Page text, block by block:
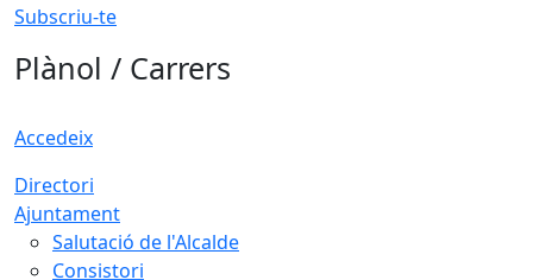
Subscriu-te
Plànol / Carrers
Accedeix
Directori
Ajuntament
Salutació de l'Alcalde
Consistori